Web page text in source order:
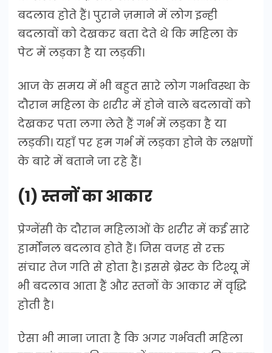
बदलाव होते हैं। पुराने ज़माने में लोग इन्ही
बदलावों को देखकर बता देते थे कि महिला के
पेट में लड़का है या लड़की।
आज के समय में भी बहुत सारे लोग गर्भावस्था के
दौरान महिला के शरीर में होने वाले बदलावों को
देखकर पता लगा लेते हैं गर्भ में लड़का है या
लड़की। यहाँ पर हम गर्भ में लड़का होने के लक्षणों
के बारे में बताने जा रहे हैं।
(1) स्तनों का आकार
प्रेग्नेंसी के दौरान महिलाओं के शरीर में कई सारे
हार्मोनल बदलाव होते हैं। जिस वजह से रक्त
संचार तेज गति से होता है। इससे ब्रेस्ट के टिश्यू में
भी बदलाव आता हैं और स्तनों के आकार में वृद्धि
होती है।
ऐसा भी माना जाता है कि अगर गर्भवती महिला